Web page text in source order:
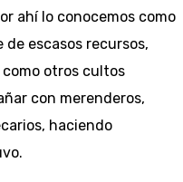
ahí lo conocemos como
escasos recursos,
como otros cultos
con merenderos,
haciendo